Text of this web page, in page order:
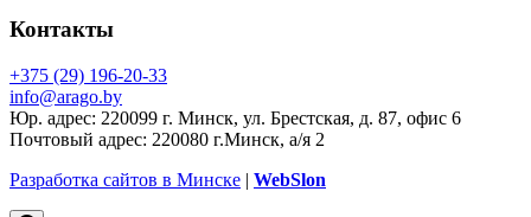
подходят, и почему сотрудничество с
качества, безопасности и
соответствия всем стандартам.
Почему ремонт медицинских
центров — особая категория
строительных работ?
Контакты
+375 (29) 196-20-33
info@arago.by
Юр. адрес: 220099 г. Минск, ул. Брестская, д. 87, офис 6
Почтовый адрес: 220080 г.Минск, а/я 2
Разработка сайтов в Минске | WebSlon